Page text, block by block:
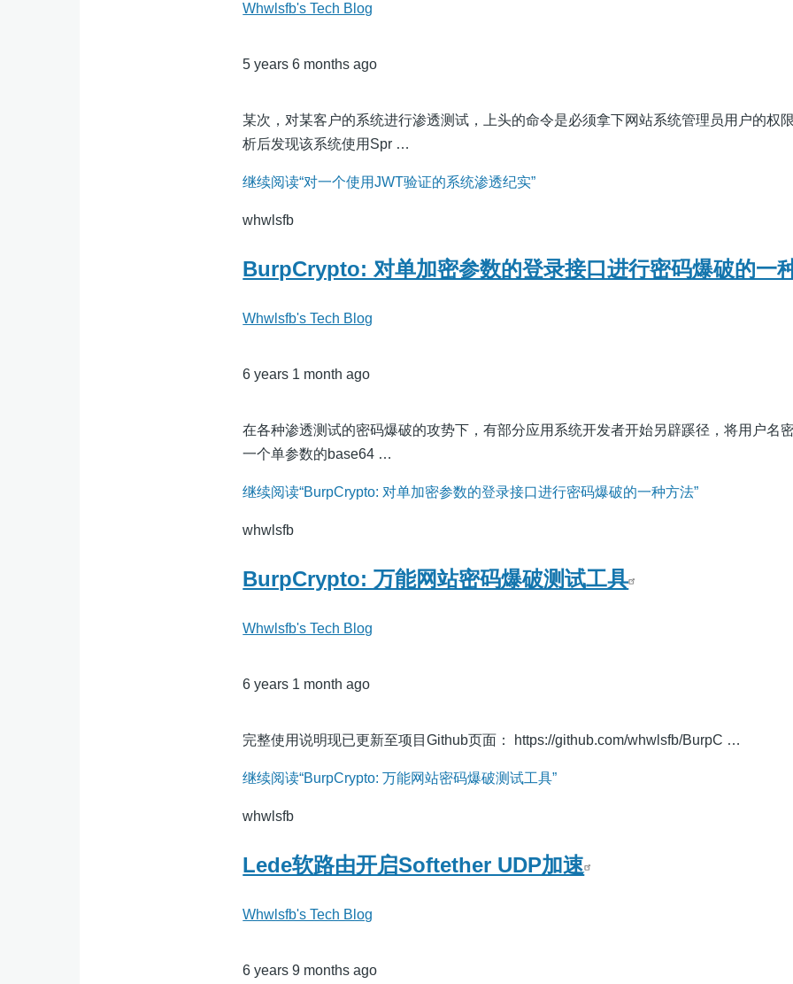
Whwlsfb's Tech Blog
5 years 6 months ago
某次，对某客户的系统进行渗透测试，上头的命令是必须拿下网站系统管理员用户的权
析后发现该系统使用Spr …
继续阅读“对一个使用JWT验证的系统渗透纪实”
whwlsfb
BurpCrypto: 对单加密参数的登录接口进行密码爆破的一
Whwlsfb's Tech Blog
6 years 1 month ago
在各种渗透测试的密码爆破的攻势下，有部分应用系统开发者开始另辟蹊径，将用户名
一个单参数的base64 …
继续阅读“BurpCrypto: 对单加密参数的登录接口进行密码爆破的一种方法”
whwlsfb
BurpCrypto: 万能网站密码爆破测试工具
Whwlsfb's Tech Blog
6 years 1 month ago
完整使用说明现已更新至项目Github页面： https://github.com/whwlsfb/BurpC …
继续阅读“BurpCrypto: 万能网站密码爆破测试工具”
whwlsfb
Lede软路由开启Softether UDP加速
Whwlsfb's Tech Blog
6 years 9 months ago